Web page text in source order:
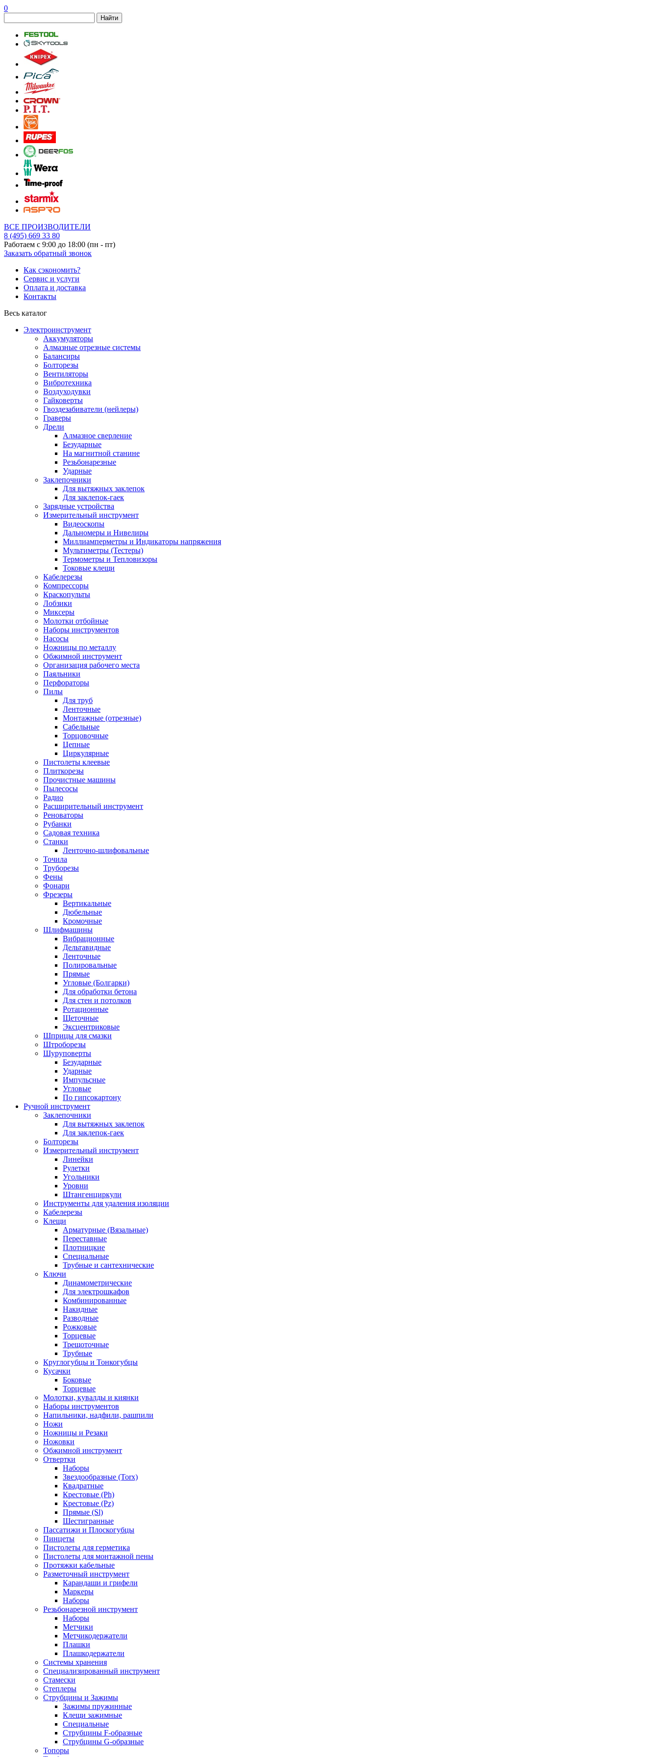
0
Найти
ВСЕ ПРОИЗВОДИТЕЛИ
8 (495) 669 33 80
Работаем с 9:00 до 18:00 (пн - пт)
Заказать обратный звонок
Как сэкономить?
Сервис и услуги
Оплата и доставка
Контакты
Весь каталог
Электроинструмент
Аккумуляторы
Алмазные отрезные системы
Балансиры
Болторезы
Вентиляторы
Вибротехника
Воздуходувки
Гайковерты
Гвоздезабиватели (нейлеры)
Граверы
Дрели
Алмазное сверление
Безударные
На магнитной станине
Резьбонарезные
Ударные
Заклепочники
Для вытяжных заклепок
Для заклепок-гаек
Зарядные устройства
Измерительный инструмент
Видеоскопы
Дальномеры и Нивелиры
Миллиамперметры и Индикаторы напряжения
Мультиметры (Тестеры)
Термометры и Тепловизоры
Токовые клещи
Кабелерезы
Компрессоры
Краскопульты
Лобзики
Миксеры
Молотки отбойные
Наборы инструментов
Насосы
Ножницы по металлу
Обжимной инструмент
Организация рабочего места
Паяльники
Перфораторы
Пилы
Для труб
Ленточные
Монтажные (отрезные)
Сабельные
Торцовочные
Цепные
Циркулярные
Пистолеты клеевые
Плиткорезы
Прочистные машины
Пылесосы
Радио
Расширительный инструмент
Реноваторы
Рубанки
Садовая техника
Станки
Ленточно-шлифовальные
Точила
Труборезы
Фены
Фонари
Фрезеры
Вертикальные
Дюбельные
Кромочные
Шлифмашины
Вибрационные
Дельтавидные
Ленточные
Полировальные
Прямые
Угловые (Болгарки)
Для обработки бетона
Для стен и потолков
Ротационные
Щеточные
Эксцентриковые
Шприцы для смазки
Штроборезы
Шуруповерты
Безударные
Ударные
Импульсные
Угловые
По гипсокартону
Ручной инструмент
Заклепочники
Для вытяжных заклепок
Для заклепок-гаек
Болторезы
Измерительный инструмент
Линейки
Рулетки
Угольники
Уровни
Штангенциркули
Инструменты для удаления изоляции
Кабелерезы
Клещи
Арматурные (Вязальные)
Переставные
Плотницкие
Специальные
Трубные и сантехнические
Ключи
Динамометрические
Для электрошкафов
Комбинированные
Накидные
Разводные
Рожковые
Торцевые
Трещоточные
Трубные
Круглогубцы и Тонкогубцы
Кусачки
Боковые
Торцевые
Молотки, кувалды и киянки
Наборы инструментов
Напильники, надфили, рашпили
Ножи
Ножницы и Резаки
Ножовки
Обжимной инструмент
Отвертки
Наборы
Звездообразные (Torx)
Квадратные
Крестовые (Ph)
Крестовые (Pz)
Прямые (Sl)
Шестигранные
Пассатижи и Плоскогубцы
Пинцеты
Пистолеты для герметика
Пистолеты для монтажной пены
Протяжки кабельные
Разметочный инструмент
Карандаши и грифели
Маркеры
Наборы
Резьбонарезной инструмент
Наборы
Метчики
Метчикодержатели
Плашки
Плашкодержатели
Системы хранения
Специализированный инструмент
Стамески
Степлеры
Струбцины и Зажимы
Зажимы пружинные
Клещи зажимные
Специальные
Струбцины F-образные
Струбцины G-образные
Топоры